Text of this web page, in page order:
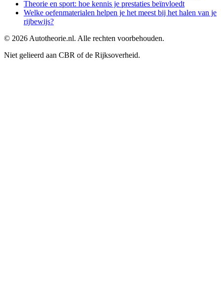
Theorie en sport: hoe kennis je prestaties beïnvloedt
Welke oefenmaterialen helpen je het meest bij het halen van je
rijbewijs?
© 2026Autotheorie.nl. Alle rechten voorbehouden.
Niet gelieerd aan CBR of de Rijksoverheid.